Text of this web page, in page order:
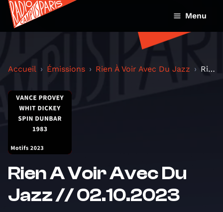
Menu
Accueil Émissions Rien À Voir Avec Du Jazz Rien A Voir Avec Du Jazz // 02.10.2023
Rien A Voir Avec Du
Jazz // 02.10.2023